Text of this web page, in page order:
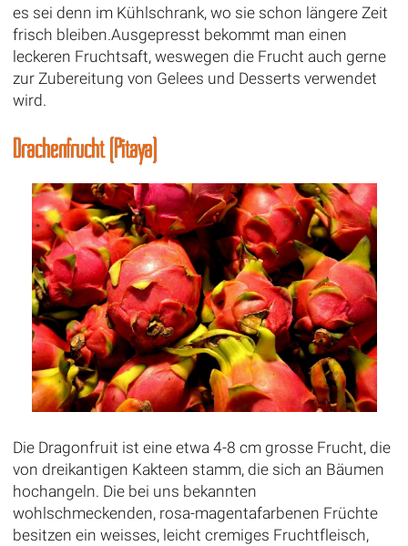
es sei denn im Kühlschrank, wo sie schon längere Zeit
frisch bleiben.Ausgepresst bekommt man einen
leckeren Fruchtsaft, weswegen die Frucht auch gerne
zur Zubereitung von Gelees und Desserts verwendet
wird.
Drachenfrucht (Pitaya)
Die Dragonfruit ist eine etwa 4-8 cm grosse Frucht, die
von dreikantigen Kakteen stamm, die sich an Bäumen
hochangeln. Die bei uns bekannten
wohlschmeckenden, rosa-magentafarbenen Früchte
besitzen ein weisses, leicht cremiges Fruchtfleisch,